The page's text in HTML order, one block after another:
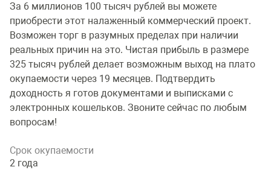
За 6 миллионов 100 тысяч рублей вы можете
приобрести этот налаженный коммерческий проект.
Возможен торг в разумных пределах при наличии
реальных причин на это. Чистая прибыль в размере
325 тысяч рублей делает возможным выход на плато
окупаемости через 19 месяцев. Подтвердить
доходность я готов документами и выписками с
электронных кошельков. Звоните сейчас по любым
вопросам!
Срок окупаемости
2 года